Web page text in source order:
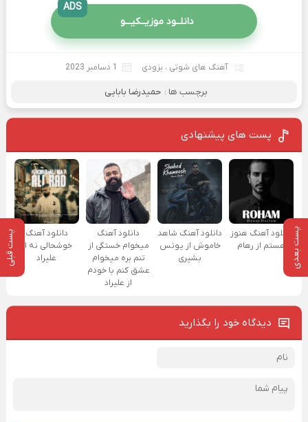
پست بعدی پست قبلی
دانلــود موزیــکیـــو
ADS
آهنگ های شوتی ، بزودی 1 دسامبر 2023
برچسب ها : حمیدرضا بابایی
پست های پیشنهادی
دانلود آهنگ هنوز
هستم از رهام
دانلود آهنگ شاهد
خاموش از یونس
بشیری
دانلود آهنگ
میخوام خستگی از
تنم بره میخوام
عشق کنم با خودم
از علیراد
دانلود آهنگ
خوشحالی نه از
علیراد
دیدگاه خود را بگذارید